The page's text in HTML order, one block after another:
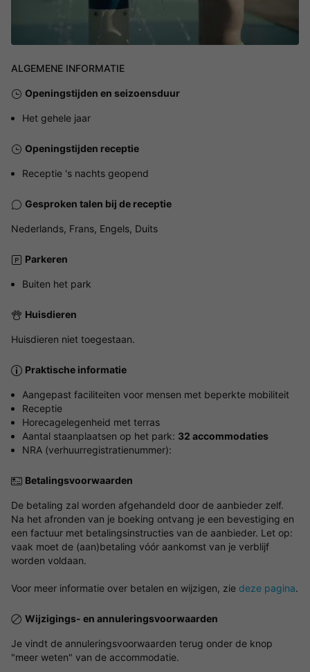
ALGEMENE INFORMATIE
Openingstijden en seizoensduur
Het gehele jaar
Openingstijden receptie
Receptie 's nachts geopend
Gesproken talen bij de receptie
Nederlands, Frans, Engels, Duits
Parkeren
Buiten het park
Huisdieren
Huisdieren niet toegestaan.
Praktische informatie
Aangepast faciliteiten voor mensen met beperkte mobiliteit
Receptie
Horecagelegenheid met terras
Aantal staanplaatsen op het park: 32 accommodaties
NRA (verhuurregistratienummer):
Betalingsvoorwaarden
De betaling zal worden afgehandeld door de aanbieder zelf.
Na het afronden van je boeking ontvang je een bevestiging en
een factuur met betalingsinstructies van de aanbieder. Let op:
vaak moet de (aan)betaling vóór aankomst van je verblijf
worden voldaan.
Voor meer informatie over betalen en wijzigen, zie deze pagina.
Wijzigings- en annuleringsvoorwaarden
Je vindt de annuleringsvoorwaarden terug onder de knop
"meer weten" van de accommodatie.